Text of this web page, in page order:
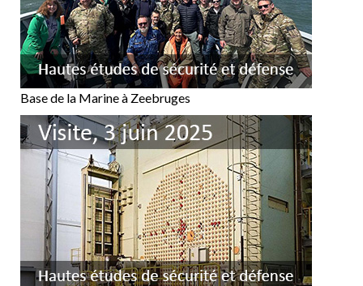
Base de la Marine à Zeebruges